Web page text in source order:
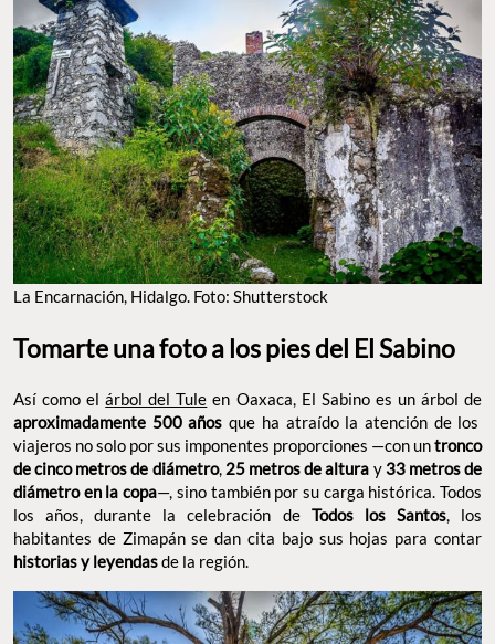
La Encarnación, Hidalgo. Foto: Shutterstock
Tomarte una foto a los pies del El Sabino
Así como elárbol del Tule en Oaxaca, El Sabino es un árbol de
aproximadamente 500 añosque ha atraído la atención de los
viajeros no solo por sus imponentes proporciones —con untronco
de cinco metros de diámetro, 25 metros de altura y 33 metros de
diámetro en la copa—, sino también por su carga histórica. Todos
los años, durante la celebración de Todos los Santos, los
habitantes de Zimapán se dan cita bajo sus hojas para contar
historias y leyendasde la región.